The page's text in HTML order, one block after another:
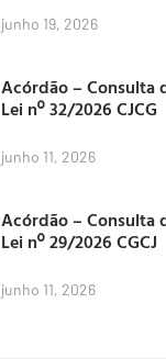
junho 19, 2026
Acórdão – Consulta
Lei nº 32/2026 CJCG
junho 11, 2026
Acórdão – Consulta
Lei nº 29/2026 CGCJ
junho 11, 2026